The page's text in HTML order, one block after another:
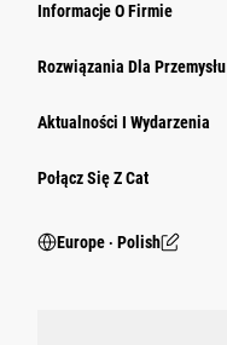
Informacje O Firmie
Rozwiązania Dla Przemysłu
Aktualności I Wydarzenia
Połącz Się Z Cat
Europe ‧ Polish